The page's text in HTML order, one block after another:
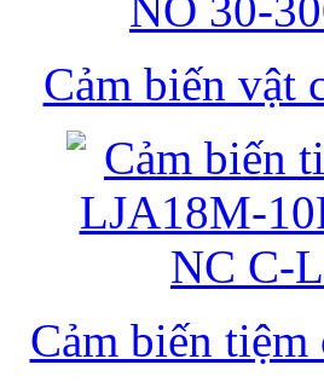
Cảm biến vật
Cảm biến